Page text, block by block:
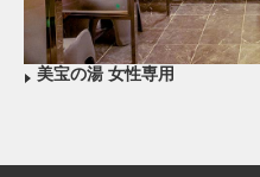
美宝の湯 女性専用